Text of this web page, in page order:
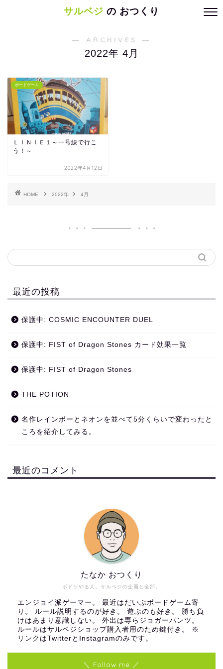
サルベジ の おつくり
― ARCHIVES ―
2022年 4月
ボードゲーム
ＬＩＮＩＥ１～一号線で行こ
う！～
2022年4月12日
HOME 2022年 4月
最近の投稿
保護中: COSMIC ENCOUNTER DUEL
保護中: FIST of Dragon Stones カード効果一覧
保護中: FIST of Dragon Stones
THE POTION
名作レインボーとネオンを並べて5分くらいで変わったと
ころを紹介してみる。
最近のコメント
ボドゲやる人。サルベジの企画と全部。
たなか おつくり
エンジョイ派ゲーマー。 最近はだいぶボードゲーム寄
り。 ルール説明するのが好き。 遊ぶのも好き。 勝ち負
けはあまり意識しない。 外出は専らジョガーパンツ。
ルールはサルベジショップ購入者用のため鍵付き。 ※
リンクはTwitterとInstagramのみです。
＼ Follow me ／